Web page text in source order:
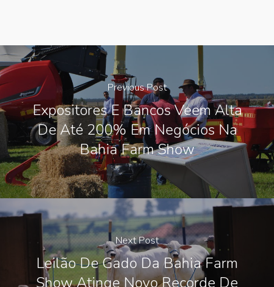
Previous Post
Expositores E Bancos Veem Alta
De Até 200% Em Negócios Na
Bahia Farm Show
Next Post
Leilão De Gado Da Bahia Farm
Show Atinge Novo Recorde De